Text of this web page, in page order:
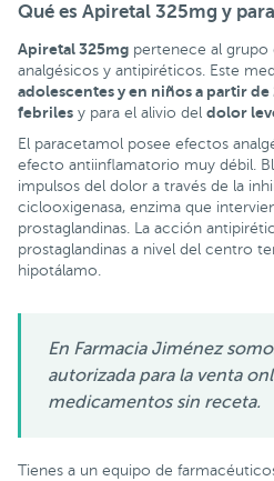
Qué es Apiretal 325mg y
Apiretal 325mg pertenece al
analgésicos y antipiréticos. Este
adolescentes y en niños a partir de
febriles y para el alivio del dolor
El paracetamol posee efectos
efecto antiinflamatorio muy débil.
impulsos del dolor a través de la
ciclooxigenasa, enzima que
prostaglandinas. La acción
prostaglandinas a nivel del centro
hipotálamo.
En Farmacia Jiménez
autorizada para la venta
medicamentos sin receta.
Tienes a un equipo de